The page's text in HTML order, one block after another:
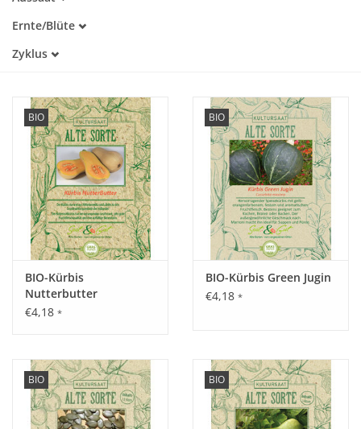
Katalog
Alte Sorte
Trockenheitstolerant
Dunkelkeimer
April
Mai
Ernte/Blüte
August
Oktober
November
Zyklus
BIO
BIO-Kürbis
Nutterbutter
€4,18 *
BIO
BIO-Kürbis Green Jugin
€4,18 *
BIO BIO